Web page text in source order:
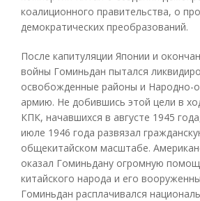
коалиционного правительства, о
демократических преобразований.
После капитуляции Японии и
войны Гоминьдан пытался
освобожденные районы и Народно-
армию. Не добившись этой цели в
КПК, начавшихся в августе 1945
июле 1946 года развязал
общекитайском масштабе.
оказал Гоминьдану огромную
китайского народа и его
Гоминьдан расплачивался